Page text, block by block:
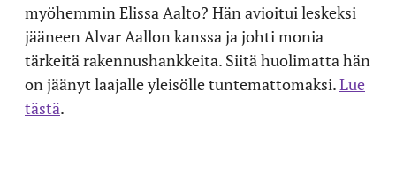
myöhemmin Elissa Aalto? Hän avioitui leskeksi
jääneen Alvar Aallon kanssa ja johti monia
tärkeitä rakennushankkeita. Siitä huolimatta hän
on jäänyt laajalle yleisölle tuntemattomaksi.Lue
tästä.